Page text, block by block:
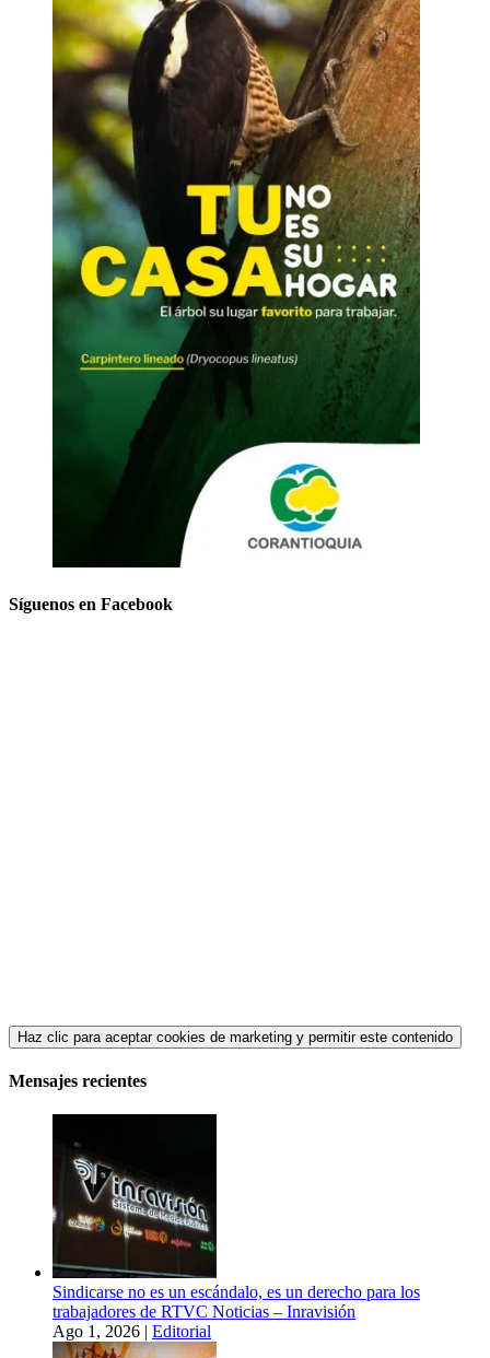
Síguenos en Facebook
Haz clic para aceptar cookies de marketing y permitir este contenido
Mensajes recientes
Sindicarse no es un escándalo, es un derecho para los
trabajadores de RTVC Noticias – Inravisión
Ago 1, 2026 | Editorial